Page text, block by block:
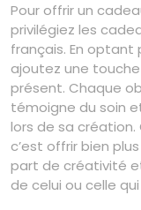
Pour offrir un
privilégiez les
français. En optant
ajoutez une
présent. Chaque
témoigne du soin
lors de sa
c’est offrir bien
part de créativité
de celui ou celle